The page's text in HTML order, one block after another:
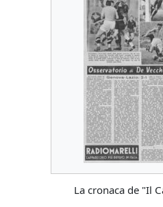
La cronaca de "Il